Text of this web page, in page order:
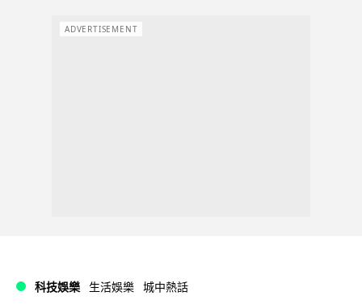
ADVERTISEMENT
科技娛樂 生活娛樂 城中熱話